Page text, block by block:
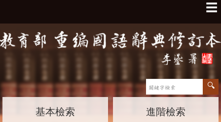
☰
基本檢索 進階檢索